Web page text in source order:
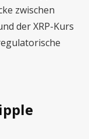
zwischen
der XRP-Kurs